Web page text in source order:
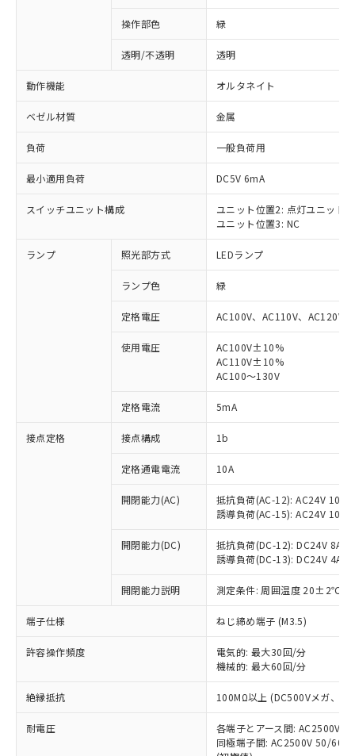
操作部色 緑
透明/不透明 透明
動作機能 オルタネイト
ベゼル材質 金属
負荷 一般負荷用
最小適用負荷 DC5V 6mA
スイッチユニット構成
ユニット位置2: 点灯ユニット
ユニット位置3: NC
ランプ 照光部方式 LEDランプ
ランプ色 緑
定格電圧 AC100V、AC110V、AC120V
使用電圧
AC100V±10%
AC110V±10%
AC100～130V
定格電流 5mA
接点定格 接点構成 1b
定格通電電流 10A
開閉能力(AC)
抵抗負荷(AC-12): AC24V 10A/
誘導負荷(AC-15): AC24V
開閉能力(DC)
抵抗負荷(DC-12): DC24V 8A/
誘導負荷(DC-13): DC24V 4A/
開閉能力説明 測定条件: 周囲温度 20±2℃、
端子仕様 ねじ締め端子 (M3.5)
許容操作頻度
電気的: 最大30回/分
機械的: 最大60回/分
絶縁抵抗 100MΩ以上 (DC500Vメガ、点
耐電圧
各端子とアース間: AC2500V
同極端子間: AC2500V 50/
ご利用条件
以下の条件をお読みいただき、同意のうえ
本サービスは、当社制御機器事業取扱
商品の当社在庫状況および標準価格
(税抜)を提供させていただくもので
当社制御機器事業取扱商品の中には、
ことをご了承ください。
在庫状況および標準価格照会結果は、
記載している更新日時点での社内デー
タに基づき作成されるものであり、閲
覧された時点での実際の在庫および標
準価格とは異なる場合があることをご
対応済み：EU RoHS指令（10物質）の
非含有に対応した製品が提供可能な商品で
す。
対応予定：EU RoHS指令（10物質）の非含
有に対応した製品に切り替える予定のある
対応予定なし：EU RoHS指令（10物質）の
非含有に非対応の商品で、対応品を出す予
調査・確認中：EU RoHS指令（10物質）の
非含有の対応状況を調査中または確認中の
非該当品：ライセンス料など無形物で、有
害物質有無と関係のない商品です。
仕入先様の事情により、非含有部品として
いたものが、含有品と判明した場合などや
むを得ず変更することがあります。
*EU RoHS指令（10物質）：
鉛(Pb) 1000ppm以下、 水銀(Hg) 1000ppm以下、 カド
六価クロム(Cr(Ⅵ)) 1000ppm以下、ポリ臭化ビフェニル
類(PBB) 1000ppm以下、ポリ臭化ジフェニルエーテル類
「○」：最大均質材料含有率が中国RoHSの
基準値以下であることを示します。
「×」：最大均質材料含有率が中国RoHSの
基準値を超えていることを示します。
「－」：未確認です。当社販売部門へお問
*中国RoHS10物質の基準値 (GB/T26572)：
Pb(鉛) :1000ppm、 Hg(水銀) : 1000ppm、 Cd(カドミウ
Cr(Ⅵ)(六価クロム) : 1000ppm、 PBBs(ポリ臭化ビフェ
当社は、これら貴社製品のうち、外国
為替および外国貿易法に定める商品
または国外への提供する場合は、日本
国政府の輸出許可(または役務取引許
可)を取得するなどの必要な手続きを